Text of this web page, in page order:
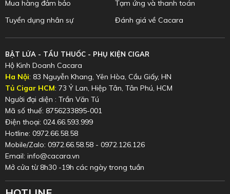
Mua hàng đảm bảo
Tuyển dụng nhân sự
Tạm ứng và thanh toán
Đánh giá về Cacara
BẬT LỬA - TẨU THUỐC - PHỤ KIỆN CIGAR
Hộ Kinh Doanh Cacara
Ha Nội: 83 Nguyễn Khang, Yên Hòa, Cầu Giấy, HN
Tủ Cigar HCM: 73 Ỷ Lan, Hiệp Tân, Tân Phú, HCM
Người đại diện : Trần Văn Tú
Mã số thuế: 8756233895-001
Điện thoại: 024.66.593.999
Hotline: 0972.66.58.58
Mobile/Zalo: 0972.66.58.58 - 0972.126.126
Email: info@cacara.vn
Mở cửa từ 8h30 -19h các ngày trong tuần